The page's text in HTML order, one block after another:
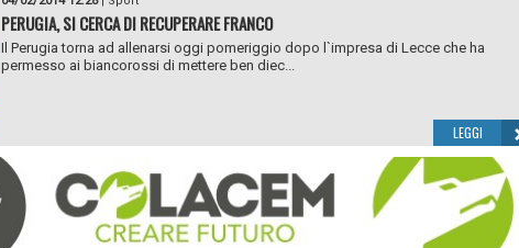
PERUGIA, SI CERCA DI RECUPERARE FRANCO
Il Perugia torna ad allenarsi oggi pomeriggio dopo l`impresa di Lecce che ha
permesso ai biancorossi di mettere ben diec...
LEGGI